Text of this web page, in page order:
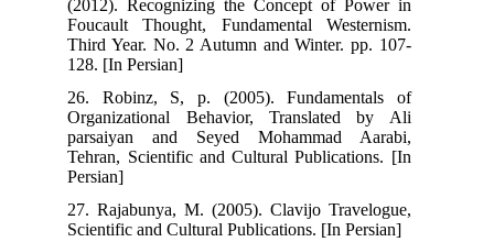
(2012). Recognizing the Concept of Power in
Foucault Thought, Fundamental Westernism.
Third Year. No. 2 Autumn and Winter. pp. 107-
128. [In Persian]
26. Robinz, S, p. (2005). Fundamentals of
Organizational Behavior, Translated by Ali
parsaiyan and Seyed Mohammad Aarabi,
Tehran, Scientific and Cultural Publications. [In
27. Rajabunya, M. (2005). Clavijo Travelogue,
Scientific and Cultural Publications. [In Persian]